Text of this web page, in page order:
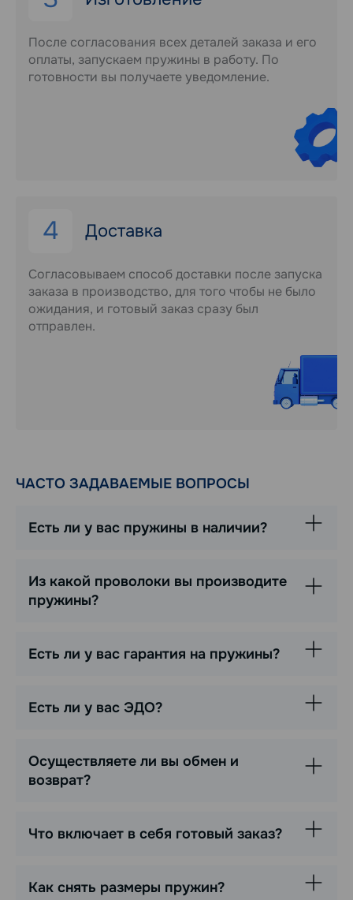
После согласования всех деталей заказа и его
оплаты, запускаем пружины в работу. По
готовности вы получаете уведомление.
4 Доставка
Согласовываем способ доставки после запуска
заказа в производство, для того чтобы не было
ожидания, и готовый заказ сразу был
отправлен.
ЧАСТО ЗАДАВАЕМЫЕ ВОПРОСЫ
Есть ли у вас пружины в наличии?
Из какой проволоки вы производите
пружины?
Есть ли у вас гарантия на пружины?
Есть ли у вас ЭДО?
Осуществляете ли вы обмен и
возврат?
Что включает в себя готовый заказ?
Как снять размеры пружин?